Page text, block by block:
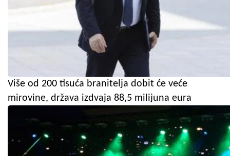
Više od 200 tisuća branitelja dobit će veće
mirovine, država izdvaja 88,5 milijuna eura